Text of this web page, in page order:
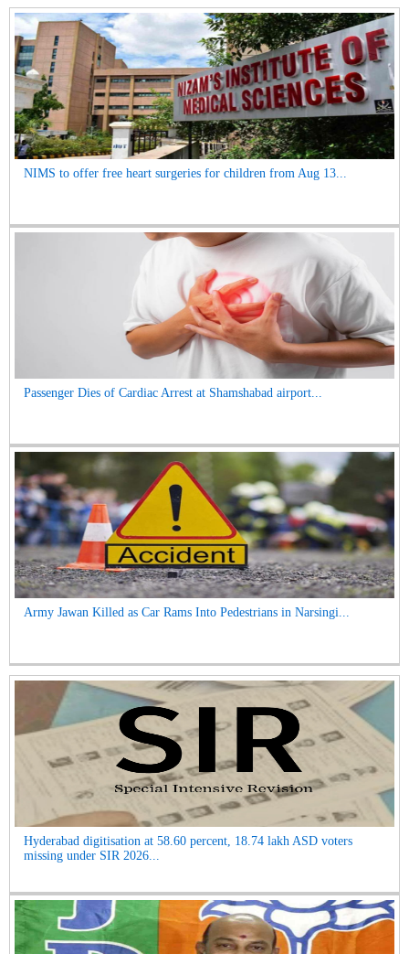
NIMS to offer free heart surgeries for children from Aug 13...
Passenger Dies of Cardiac Arrest at Shamshabad airport...
Army Jawan Killed as Car Rams Into Pedestrians in Narsingi...
Hyderabad digitisation at 58.60 percent, 18.74 lakh ASD voters
missing under SIR 2026...